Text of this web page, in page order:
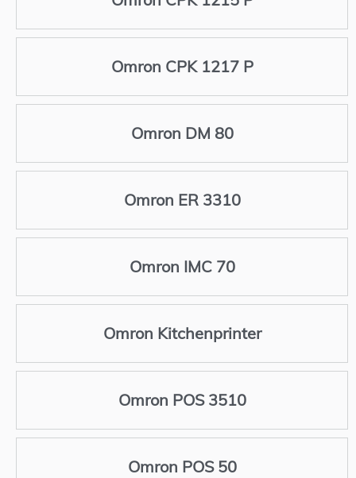
Omron CPK 1217 P
Omron DM 80
Omron ER 3310
Omron IMC 70
Omron Kitchenprinter
Omron POS 3510
Omron POS 50